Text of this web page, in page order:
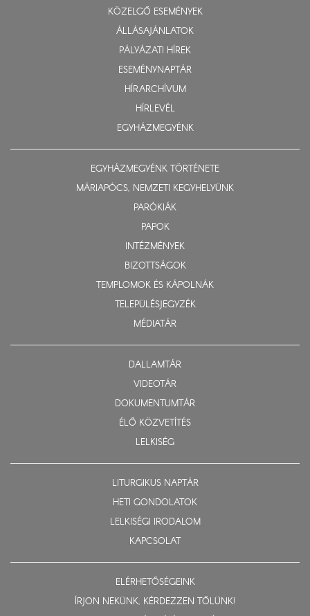
KÖZELGŐ ESEMÉNYEK
ÁLLÁSAJÁNLATOK
PÁLYÁZATI HÍREK
ESEMÉNYNAPTÁR
HÍRARCHÍVUM
HÍRLEVÉL
EGYHÁZMEGYÉNK
EGYHÁZMEGYÉNK TÖRTÉNETE
MÁRIAPÓCS, NEMZETI KEGYHELYÜNK
PARÓKIÁK
PAPOK
INTÉZMÉNYEK
BIZOTTSÁGOK
TEMPLOMOK ÉS KÁPOLNÁK
TELEPÜLÉSJEGYZÉK
MÉDIATÁR
DALLAMTÁR
VIDEOTÁR
DOKUMENTUMTÁR
ÉLŐ KÖZVETÍTÉS
LELKISÉG
LITURGIKUS NAPTÁR
HETI GONDOLATOK
LELKISÉGI IRODALOM
KAPCSOLAT
ELÉRHETŐSÉGEINK
ÍRJON NEKÜNK, KÉRDEZZEN TŐLÜNK!